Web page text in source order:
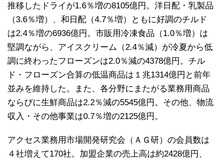
推移したドライが1.6％増の8105億円。洋日配・乳製品
（3.6％増）、和日配（4.7％増）ともに好調のチルド
は2.4％増の6936億円。市販用冷凍食品（1.0％増）は
堅調ながら、アイスクリーム（2.4％減）が冷夏から低
調に終わったフローズンは2.0％減の4378億円。チル
ド・フローズン合算の低温商品は１兆1314億円と前年
並みを維持した。また、各分野にまたがる業務用商品
ならびに生鮮商品は2.2％減の5545億円。その他、物流
収入・その他事業は0.7％増の2125億円。
アクセス業務用市場開発研究会（ＡＧ研）の会員数は
４社増えて170社。加盟企業の売上高は約2428億円、